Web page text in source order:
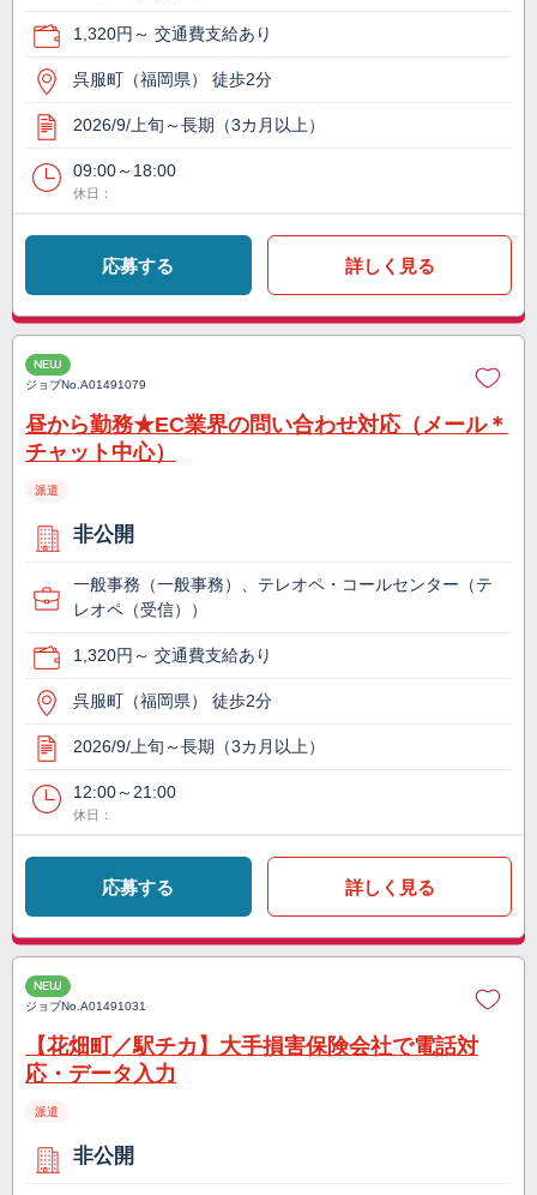
1,320円～ 交通費支給あり
呉服町（福岡県） 徒歩2分
2026/9/上旬～長期（3カ月以上）
09:00～18:00
休日：
応募する 詳しく見る
NEW
ジョブNo.A01491079
昼から勤務★EC業界の問い合わせ対応（メール＊
チャット中心）
派遣
非公開
一般事務（一般事務）、テレオペ・コールセンター（テ
レオペ（受信））
1,320円～ 交通費支給あり
呉服町（福岡県） 徒歩2分
2026/9/上旬～長期（3カ月以上）
12:00～21:00
休日：
応募する 詳しく見る
NEW
ジョブNo.A01491031
【花畑町／駅チカ】大手損害保険会社で電話対
応・データ入力
派遣
非公開